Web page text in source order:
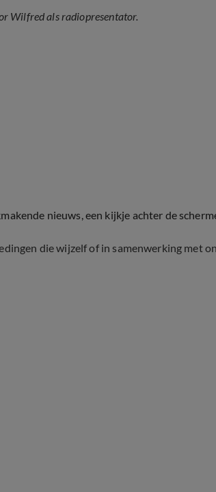
Wilfred als radiopresentator.
nieuws, een kijkje achter de
die wijzelf of in samenwerking met